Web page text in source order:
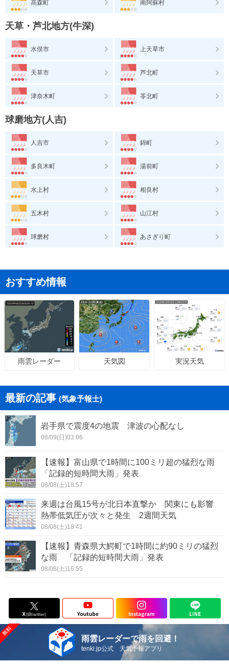
高森町 南阿蘇村
天草・芦北地方(牛深)
水俣市 上天草市
天草市 芦北町
津奈木町 苓北町
球磨地方(人吉)
人吉市 錦町
多良木町 湯前町
水上村 相良村
五木村 山江村
球磨村 あさぎり町
おすすめ情報
雨雲レーダー 天気図 実況天気
最新の記事 (気象予報士)
岩手県で震度4の地震 津波の心配なし
08/09(日)03:06
【速報】富山県で1時間に100ミリ超の猛烈な雨
「記録的短時間大雨」発表
08/08(土)18:57
来週は台風15号が北日本直撃か 関東にも影響
熱帯低気圧が次々と発生 2週間天気
08/08(土)18:41
【速報】青森県大鰐町で1時間に約90ミリの猛烈
な雨 「記録的短時間大雨」発表
08/08(土)16:55
雨雲レーダーで雨を回避！
tenki.jp公式 天気予報アプリ